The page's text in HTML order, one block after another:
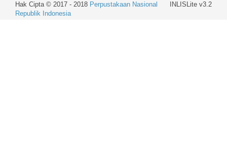
INLISLite v3.2
Hak Cipta © 2017 - 2018 Perpustakaan Nasional
Republik Indonesia